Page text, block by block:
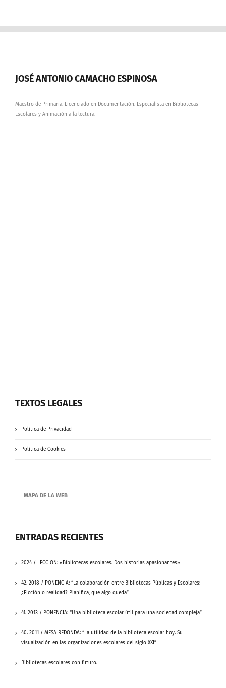
JOSÉ ANTONIO CAMACHO ESPINOSA
Maestro de Primaria. Licenciado en Documentación. Especialista en Bibliotecas
Escolares y Animación a la lectura.
TEXTOS LEGALES
Política de Privacidad
Política de Cookies
MAPA DE LA WEB
ENTRADAS RECIENTES
2024 / LECCIÓN: «Bibliotecas escolares. Dos historias apasionantes»
42. 2018 / PONENCIA: “La colaboración entre Bibliotecas Públicas y Escolares:
¿Ficción o realidad? Planifica, que algo queda”
41. 2013 / PONENCIA: “Una biblioteca escolar útil para una sociedad compleja”
40. 2011 / MESA REDONDA: “La utilidad de la biblioteca escolar hoy. Su
visualización en las organizaciones escolares del siglo XXI”
Bibliotecas escolares con futuro.